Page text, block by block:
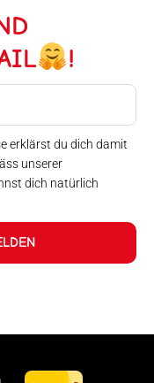
!
erklärst du dich damit
unserer
dich natürlich